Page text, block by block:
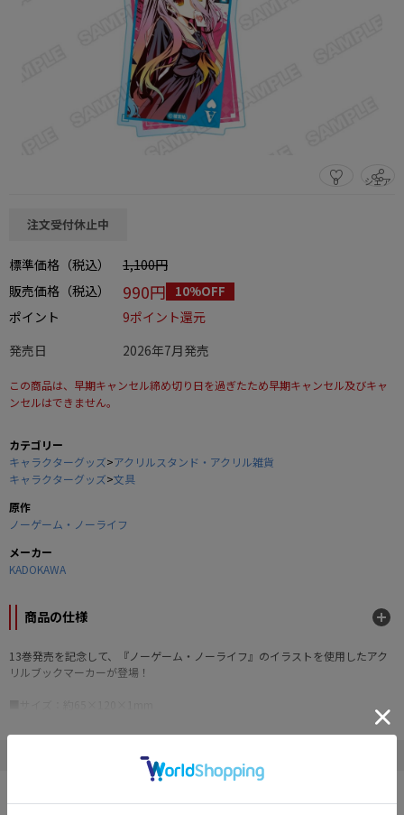
0 シェア
この商品をシェアする
注文受付休止中
標準価格（税込）
1,100円
販売価格（税込）
990円 10%OFF
ポイント
9ポイント還元
発売日
2026年7月発売
この商品は、早期キャンセル締め切り日を過ぎたため早期キャンセル及びキャ
ンセルはできません。
カテゴリー
キャラクターグッズ>アクリルスタンド・アクリル雑貨
キャラクターグッズ>文具
原作
ノーゲーム・ノーライフ
メーカー
KADOKAWA
商品の仕様
13巻発売を記念して、『ノーゲーム・ノーライフ』のイラストを使用したアク
リルブックマーカーが登場！
©榎宮祐
" ノーゲーム・ノーライフ "の他の商品